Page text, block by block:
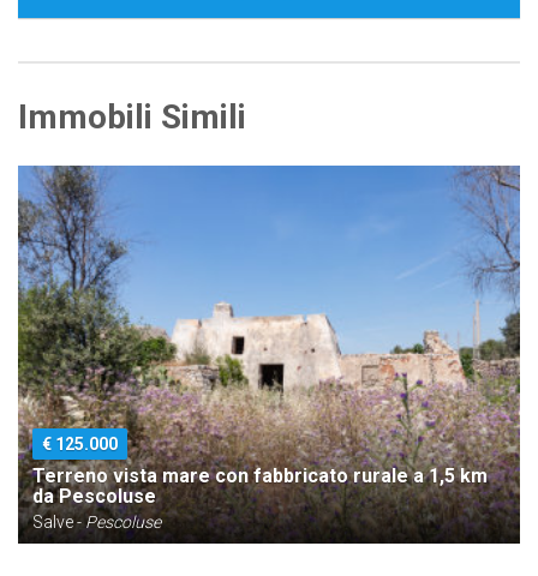
Immobili Simili
€ 125.000
Terreno vista mare con fabbricato rurale a 1,5 km
da Pescoluse
Salve - Pescoluse